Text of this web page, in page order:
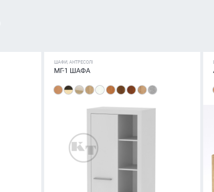
ШАФИ, АНТРЕСОЛІ
МГ-1 ШАФА